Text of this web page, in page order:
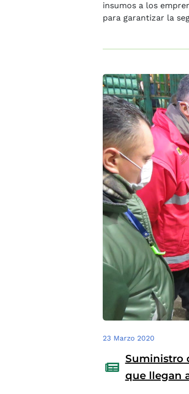
insumos a los
para garantizar la
23 Marzo 2020
Suministro
que llegan